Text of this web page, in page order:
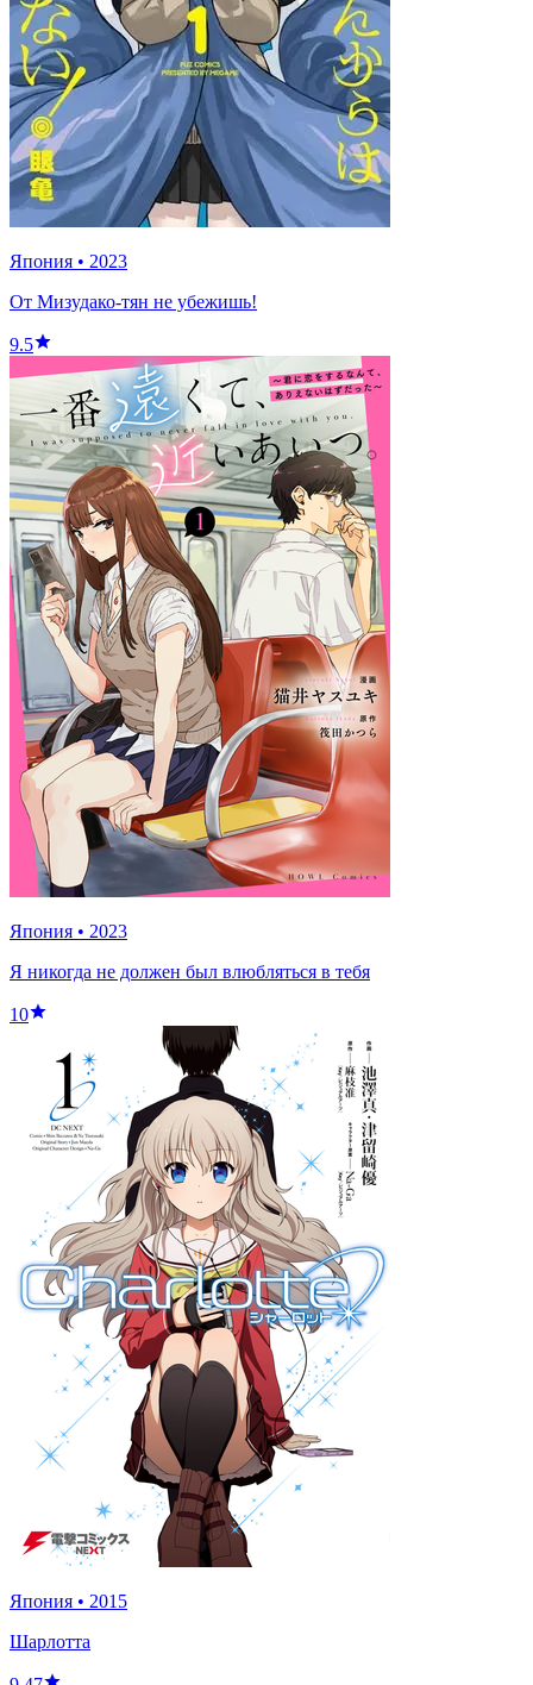
Япония • 2023
От Мизудако-тян не убежишь!
9.5
Япония • 2023
Я никогда не должен был влюбляться в тебя
10
Япония • 2015
Шарлотта